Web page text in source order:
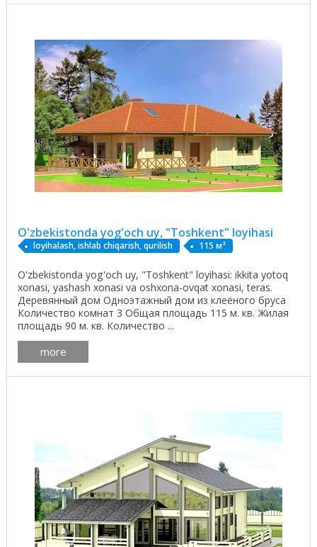
O'zbekistonda yog'och uy, "Toshkent" loyihasi
loyihalash, ishlab chiqarish, qurilish 115 м²
O'zbekistonda yog'och uy, "Toshkent" loyihasi: ikkita yotoq
xonasi, yashash xonasi va oshxona-ovqat xonasi, teras.
Деревянный дом Одноэтажный дом из клеёного бруса
Количество комнат 3 Общая площадь 115 м. кв. Жилая
площадь 90 м. кв. Количество ...
more